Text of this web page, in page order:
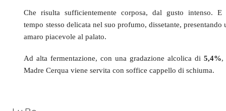
Che risulta sufficientemente corposa, dal gusto intenso. E
tempo stesso delicata nel suo profumo, dissetante, presentando
amaro piacevole al palato.
Ad alta fermentazione, con una gradazione alcolica di5,4%,
Madre Cerqua viene servita con soffice cappello di schiuma.